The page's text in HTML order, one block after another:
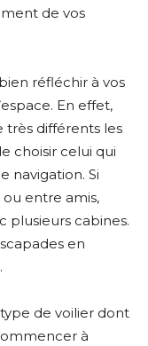
de vos
réfléchir à vos
En effet,
très différents les
choisir celui qui
navigation. Si
entre amis,
plusieurs cabines.
en
de voilier dont
à